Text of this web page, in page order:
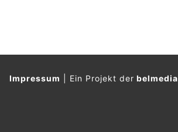
Impressum Ein Projekt derbelmedia